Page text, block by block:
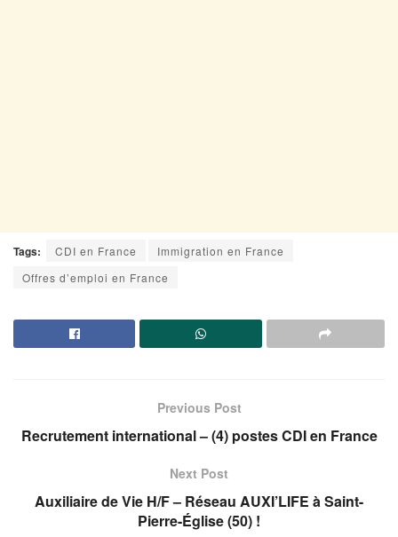
Tags: CDI en France
Immigration en France
Offres d’emploi en France
Previous Post
Recrutement international – (4) postes CDI en France
Next Post
Auxiliaire de Vie H/F – Réseau AUXI’LIFE à Saint-
Pierre-Église (50) !